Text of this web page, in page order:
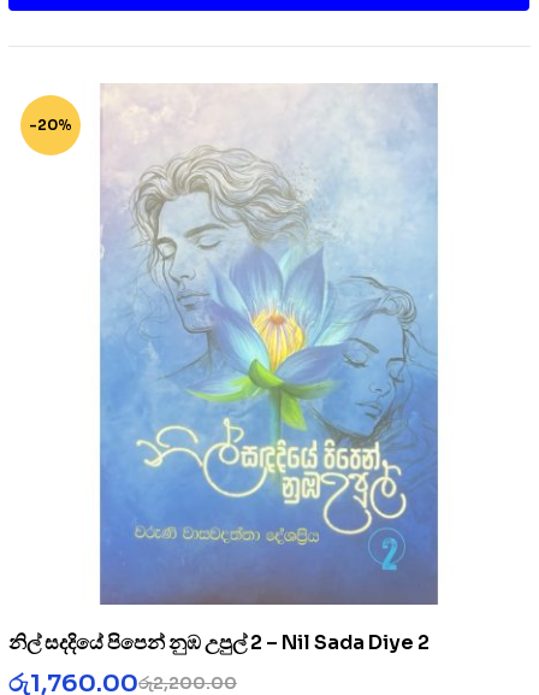
-20%
නිල් සදදියේ පිපෙන් නුඹ උපුල් 2 – Nil Sada Diye 2
රු2,200.00
රු1,760.00